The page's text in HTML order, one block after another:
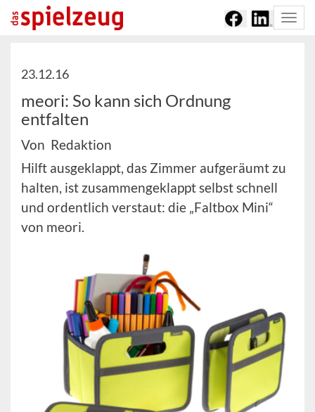
23.12.16
meori: So kann sich Ordnung
entfalten
Von Redaktion
Hilft ausgeklappt, das Zimmer aufgeräumt zu
halten, ist zusammengeklappt selbst schnell
und ordentlich verstaut: die „Faltbox Mini“
von meori.